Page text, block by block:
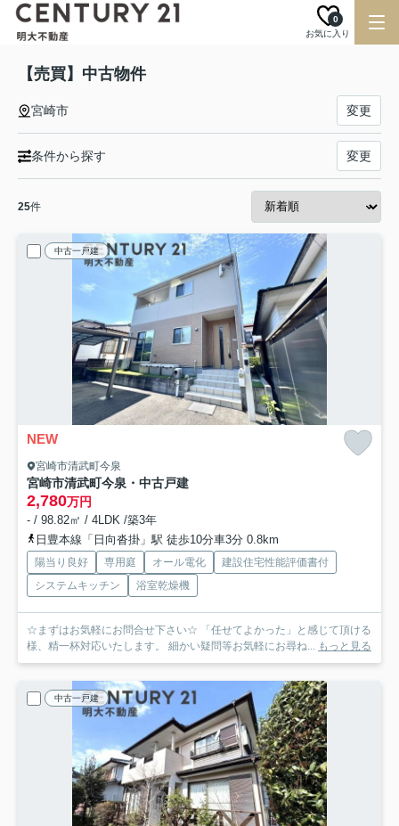
お気に入り
0
【売買】中古物件
宮崎市 変更
条件から探す 変更
25件
中古一戸建
NEW
宮崎市清武町今泉
宮崎市清武町今泉・中古戸建
2,780万円
- / 98.82㎡ / 4LDK /築3年
日豊本線「日向沓掛」駅 徒歩10分車3分 0.8km
陽当り良好 専用庭 オール電化
建設住宅性能評価書付
システムキッチン
浴室乾燥機
☆まずはお気軽にお問合せ下さい☆ 「任せてよかった」と感じて頂ける
様、精一杯対応いたします。 細かい疑問等お気軽にお尋ね... もっと見る
中古一戸建